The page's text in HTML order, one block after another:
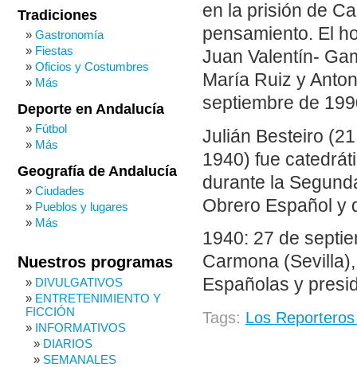
en la prisión de
pensamiento. El
Juan Valentín-
María Ruiz y
septiembre de
Julián Besteiro
1940) fue
durante la
Obrero Español y
1940: 27 de
Carmona
Españolas y
Tags: Los
Tradiciones
Gastronomía
Fiestas
Oficios y Costumbres
Más
Deporte en Andalucía
Fútbol
Más
Geografía de Andalucía
Ciudades
Pueblos y lugares
Más
Nuestros programas
DIVULGATIVOS
ENTRETENIMIENTO Y
FICCIÓN
INFORMATIVOS
DIARIOS
SEMANALES